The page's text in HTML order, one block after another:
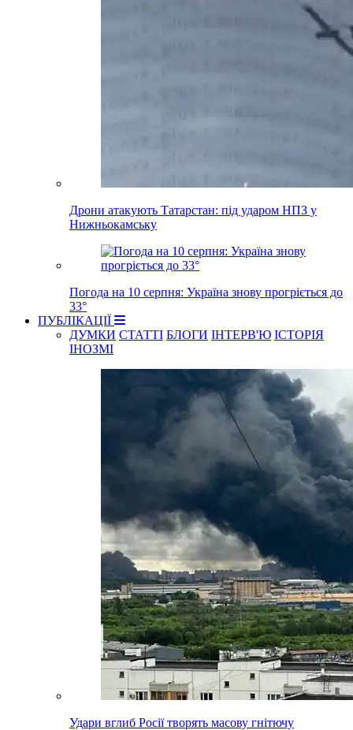
Дрони атакують Татарстан: під ударом НПЗ у
Нижньокамську
Погода на 10 серпня: Україна знову прогріється до
33°
ПУБЛІКАЦІЇ
ДУМКИ СТАТТІ БЛОГИ ІНТЕРВ'Ю ІСТОРІЯ
ІНОЗМІ
Удари вглиб Росії творять масову гнітючу